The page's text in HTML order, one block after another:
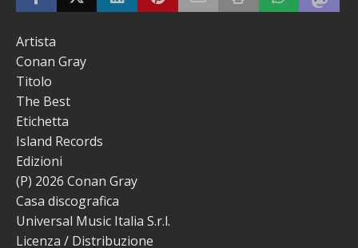
Artista
Conan Gray
Titolo
The Best
Etichetta
Island Records
Edizioni
(P) 2026 Conan Gray
Casa discografica
Universal Music Italia S.r.l.
Licenza / Distribuzione